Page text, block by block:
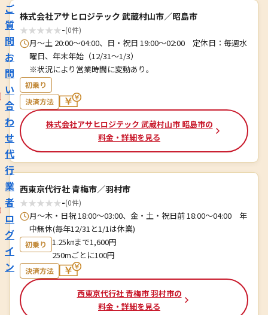
ご
質
問
お
問
い
合
わ
せ
代
行
業
者
ロ
グ
イ
ン
株式会社アサヒロジテック 武蔵村山市／昭島市
★★★★★-(0件)
月～土 20:00～04:00、日・祝日 19:00～02:00 定休日：毎週水
曜日、年末年始（12/31～1/3）
※状況により営業時間に変動あり。
初乗り
決済方法
株式会社アサヒロジテック 武蔵村山市 昭島市の
料金・詳細を見る
西東京代行社 青梅市／羽村市
★★★★★-(0件)
月〜木・日祝 18:00～03:00、金・土・祝日前 18:00～04:00 年
中無休(毎年12/31と1/1は休業)
初乗り
1.25㎞まで1,600円
250mごとに100円
決済方法
西東京代行社 青梅市 羽村市の
料金・詳細を見る